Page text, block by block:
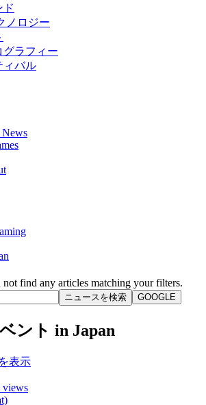
ド
ノロジー
グラフィー
ィバル
News
not find any articles matching your filters.
ニュースを検索 GOOGLE
ント in Japan
表示
views